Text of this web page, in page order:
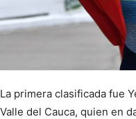
La primera clasificada fue
Valle del Cauca, quien en